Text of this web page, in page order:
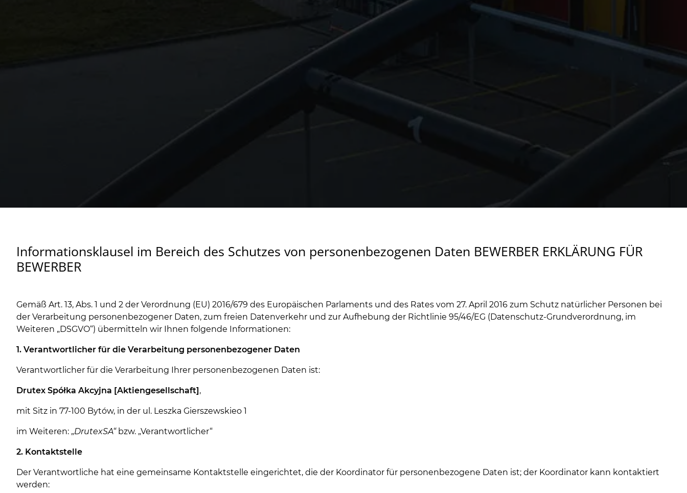
Informationsklausel im Bereich des Schutzes von personenbezogenen Daten BEWERBER ERKLÄRUNG FÜR
BEWERBER
Gemäß Art. 13, Abs. 1 und 2 der Verordnung (EU) 2016/679 des Europäischen Parlaments und des Rates vom 27. April 2016 zum Schutz natürlicher Personen bei
der Verarbeitung personenbezogener Daten, zum freien Datenverkehr und zur Aufhebung der Richtlinie 95/46/EG (Datenschutz-Grundverordnung, im
Weiteren „DSGVO“) übermitteln wir Ihnen folgende Informationen:
1. Verantwortlicher für die Verarbeitung personenbezogener Daten
Verantwortlicher für die Verarbeitung Ihrer personenbezogenen Daten ist:
Drutex Spółka Akcyjna [Aktiengesellschaft],
mit Sitz in 77-100 Bytów, in der ul. Leszka Gierszewskieo 1
im Weiteren: „DrutexSA“bzw. „Verantwortlicher“
2. Kontaktstelle
Der Verantwortliche hat eine gemeinsame Kontaktstelle eingerichtet, die der Koordinator für personenbezogene Daten ist; der Koordinator kann kontaktiert
werden: